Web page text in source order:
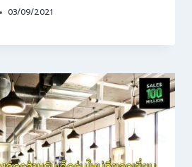
03/09/2021